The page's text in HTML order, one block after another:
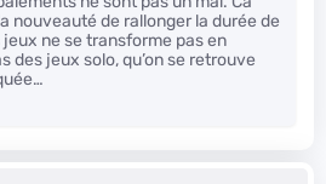
nouveauté de rallonger la durée de
ne se transforme pas en
des jeux solo, qu’on se retrouve